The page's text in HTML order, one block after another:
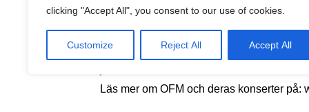
clicking "Accept All", you consent to our use of cookies.
Customize Reject All Accept All
Orkestern är ett konsortium mellan
önskar en egen symfoniorkester i
Europa och har även gett konserter i
Läs mer om OFM och deras konserter